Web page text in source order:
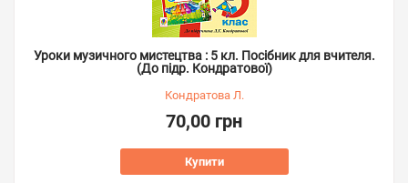
Уроки музичного мистецтва : 5 кл. Посібник для вчителя.
(До підр. Кондратової)
Кондратова Л.
70,00 грн
Купити